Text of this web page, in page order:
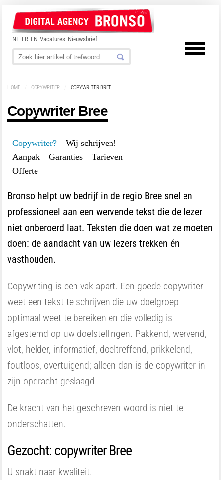
NL FR EN Vacatures Nieuwsbrief
HOME COPYWRITER COPYWRITER BREE
Copywriter Bree
Copywriter? Wij schrijven!
Aanpak
Garanties Tarieven
Offerte
Bronso helpt uw bedrijf in de regio Bree snel en
professioneel aan een wervende tekst die de lezer
niet onberoerd laat. Teksten die doen wat ze moeten
doen: de aandacht van uw lezers trekken én
vasthouden.
Copywriting is een vak apart. Een goede copywriter
weet een tekst te schrijven die uw doelgroep
optimaal weet te bereiken en die volledig is
afgestemd op uw doelstellingen. Pakkend, wervend,
vlot, helder, informatief, doeltreffend, prikkelend,
foutloos, overtuigend; alleen dan is de copywriter in
zijn opdracht geslaagd.
De kracht van het geschreven woord is niet te
onderschatten.
Gezocht: copywriter Bree
U snakt naar kwaliteit.